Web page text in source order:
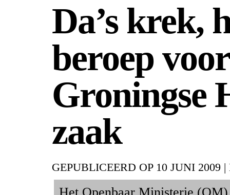
Da’s krek,
beroep voor
Groningse
zaak
GEPUBLICEERD OP 10 JUNI 2009 |